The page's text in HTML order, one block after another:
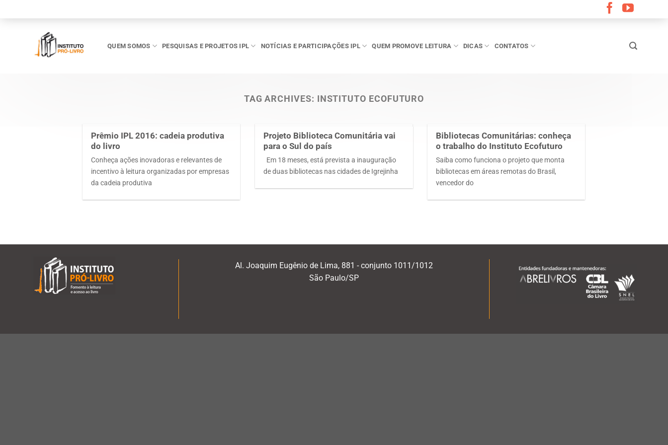
QUEM SOMOS PESQUISAS E PROJETOS IPL NOTÍCIAS E PARTICIPAÇÕES IPL QUEM PROMOVE LEITURA DICAS CONTATOS
TAG ARCHIVES: INSTITUTO ECOFUTURO
Prêmio IPL 2016: cadeia produtiva
do livro
Conheça ações inovadoras e relevantes de
incentivo à leitura organizadas por empresas
da cadeia produtiva
Projeto Biblioteca Comunitária vai
para o Sul do país
Em 18 meses, está prevista a inauguração
de duas bibliotecas nas cidades de Igrejinha
Bibliotecas Comunitárias: conheça
o trabalho do Instituto Ecofuturo
Saiba como funciona o projeto que monta
bibliotecas em áreas remotas do Brasil,
vencedor do
Al. Joaquim Eugênio de Lima, 881 - conjunto 1011/1012
São Paulo/SP